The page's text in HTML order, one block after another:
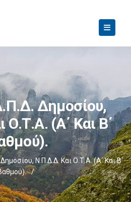
Δημοσίου,
(α΄ Και Β΄
Ν.Π.Δ.Δ. Και Ο.Τ.Α. (α΄ Και Β΄
/